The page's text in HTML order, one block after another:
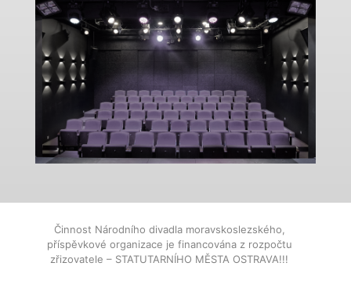
Činnost Národního divadla moravskoslezského,
příspěvkové organizace je financována z rozpočtu
zřizovatele – STATUTARNÍHO MĚSTA OSTRAVA!!!